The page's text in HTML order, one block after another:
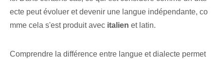
ecte peut évoluer et devenir une langue indépendante, co
mme cela s'est produit avec italien ⁢et latin.
Comprendre la différence entre langue et dialecte permet